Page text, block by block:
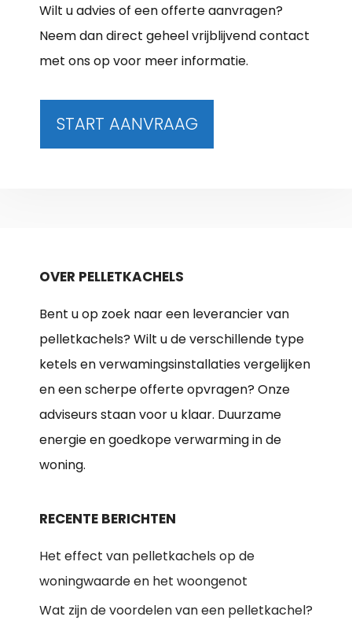
Wilt u advies of een offerte aanvragen?
Neem dan direct geheel vrijblijvend contact
met ons op voor meer informatie.
START AANVRAAG
OVER PELLETKACHELS
Bent u op zoek naar een leverancier van
pelletkachels? Wilt u de verschillende type
ketels en verwamingsinstallaties vergelijken
en een scherpe offerte opvragen? Onze
adviseurs staan voor u klaar. Duurzame
energie en goedkope verwarming in de
woning.
RECENTE BERICHTEN
Het effect van pelletkachels op de
woningwaarde en het woongenot
Wat zijn de voordelen van een pelletkachel?